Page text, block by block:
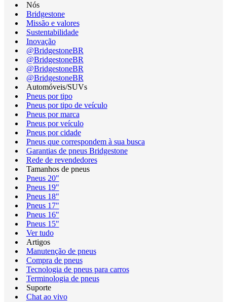
Nós
Bridgestone
Missão e valores
Sustentabilidade
Inovação
@BridgestoneBR
@BridgestoneBR
@BridgestoneBR
@BridgestoneBR
Automóveis/SUVs
Pneus por tipo
Pneus por tipo de veículo
Pneus por marca
Pneus por veículo
Pneus por cidade
Pneus que correspondem à sua busca
Garantias de pneus Bridgestone
Rede de revendedores
Tamanhos de pneus
Pneus 20"
Pneus 19"
Pneus 18"
Pneus 17"
Pneus 16"
Pneus 15"
Ver tudo
Artigos
Manutenção de pneus
Compra de pneus
Tecnologia de pneus para carros
Terminologia de pneus
Suporte
Chat ao vivo